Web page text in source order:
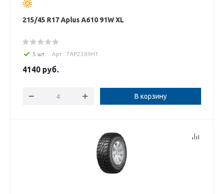
215/45 R17 Aplus A610 91W XL
5 шт. Арт : 7AP2389H1
4140 руб.
В корзину